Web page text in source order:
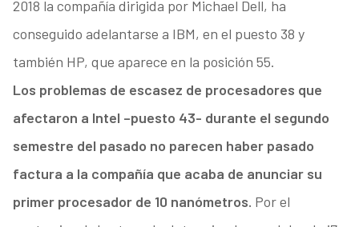
2018 la compañía dirigida por Michael Dell, ha
conseguido adelantarse a IBM, en el puesto 38 y
también HP, que aparece en la posición 55.
Los problemas de escasez de procesadores que
afectaron a Intel –puesto 43- durante el segundo
semestre del pasado no parecen haber pasado
factura a la compañía que acaba de anunciar su
primer procesador de 10 nanómetros. Por el